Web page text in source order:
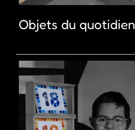
Objets du quotidien